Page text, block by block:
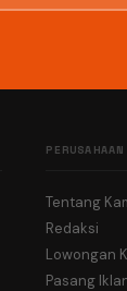
PERUSAHAAN
Tentang
Redaksi
Lowongan
Pasang